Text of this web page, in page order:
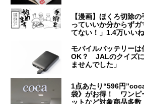
【漫画】ほくろ切除
っていいか分からず
てない！」1.4万いい
モバイルバッテリー
OK？ JALのクイズに
ませんでした」
1点あたり“596円
袋》がお得！ ワンピ
ットなど対象商品多数